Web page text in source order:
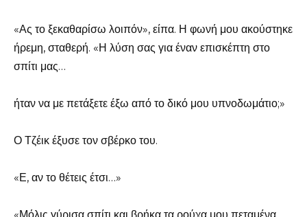
«Ας το ξεκαθαρίσω λοιπόν», είπα. Η φωνή μου ακούστηκε
ήρεμη, σταθερή. «Η λύση σας για έναν επισκέπτη στο
σπίτι μας…
ήταν να με πετάξετε έξω από το δικό μου υπνοδωμάτιο;»
Ο Τζέικ έξυσε τον σβέρκο του.
«Ε, αν το θέτεις έτσι…»